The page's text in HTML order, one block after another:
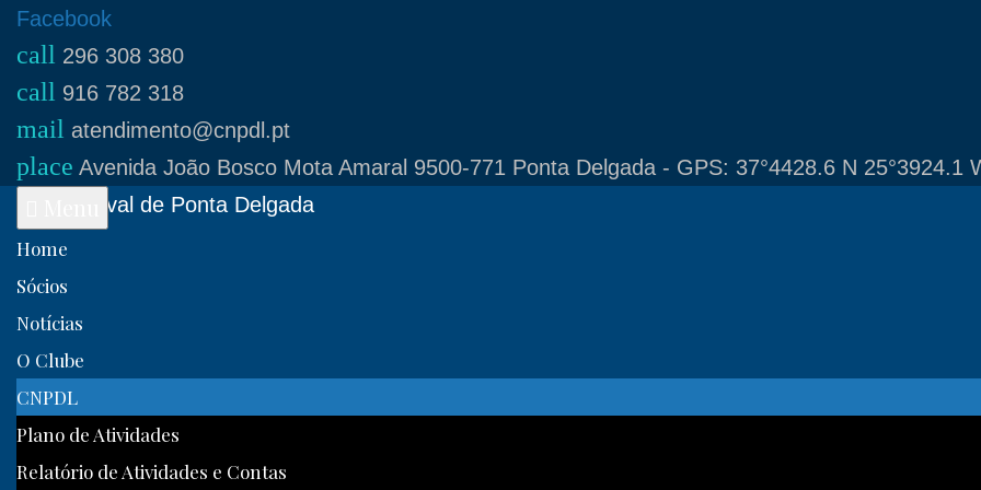
Skip
content
Facebook
call 296 308 380
call 916 782 318
mail atendimento@cnpdl.pt
place Avenida João Bosco Mota Amaral 9500-771 Ponta Delgada - GPS: 37°4428.6 N 25°3924.1
Clube Naval de Ponta Delgada
Home
Sócios
Notícias
O Clube
CNPDL
Plano de Atividades
Relatório de Atividades e Contas